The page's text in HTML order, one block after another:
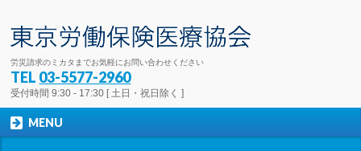
労災請求のミカタまでお気軽にお問い合わせください
TEL 03-5577-2960
受付時間 9:30 - 17:30 [ 土日・祝日除く ]
MENU